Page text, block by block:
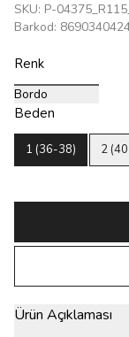
SKU: P-
Barkod:
Renk
Bordo
Beden
1 (36-38) 2
Ürün Açıklaması